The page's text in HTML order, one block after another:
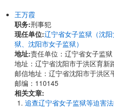
王万霞
职务:刑事犯
现任单位:辽宁省女子监狱（沈
狱、沈阳市女子监狱）
地址:责任单位：辽宁省女子监
地址：辽宁省沈阳市于洪区育新
邮信地址：辽宁省沈阳市于洪
邮编：110145
相关文章:
追查辽宁省女子监狱等迫害